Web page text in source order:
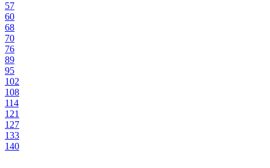
57
60
68
70
76
89
95
102
108
114
121
127
133
140